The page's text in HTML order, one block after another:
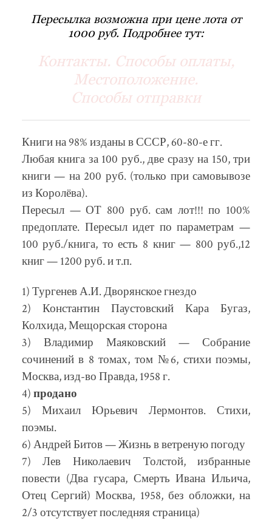
Пересылка возможна при цене лота от
1000 руб. Подробнее тут:
Контакты. Способы оплаты,
Местоположение.
Способы отправки
Книги на 98% изданы в СССР, 60-80-е гг.
Любая книга за 100 руб., две сразу на 150, три
книги — на 200 руб. (только при самовывозе
из Королёва).
Пересыл — ОТ 800 руб. сам лот!!! по 100%
предоплате. Пересыл идет по параметрам —
100 руб./книга, то есть 8 книг — 800 руб.,12
книг — 1200 руб. и т.п.
1) Тургенев А.И. Дворянское гнездо
2) Константин Паустовский Кара Бугаз,
Колхида, Мещорская сторона
3) Владимир Маяковский — Собрание
сочинений в 8 томах, том №6, стихи поэмы,
Москва, изд-во Правда, 1958 г.
4) продано
5) Михаил Юрьевич Лермонтов. Стихи,
поэмы.
6) Андрей Битов — Жизнь в ветреную погоду
7) Лев Николаевич Толстой, избранные
повести (Два гусара, Смерть Ивана Ильича,
Отец Сергий) Москва, 1958, без обложки, на
2/3 отсутствует последняя страница)